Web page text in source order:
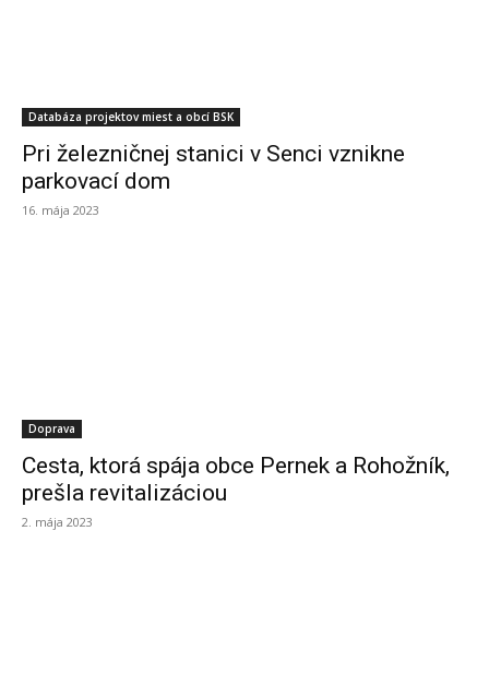
Databáza projektov miest a obcí BSK
Pri železničnej stanici v Senci vznikne
parkovací dom
16. mája 2023
Doprava
Cesta, ktorá spája obce Pernek a Rohožník,
prešla revitalizáciou
2. mája 2023